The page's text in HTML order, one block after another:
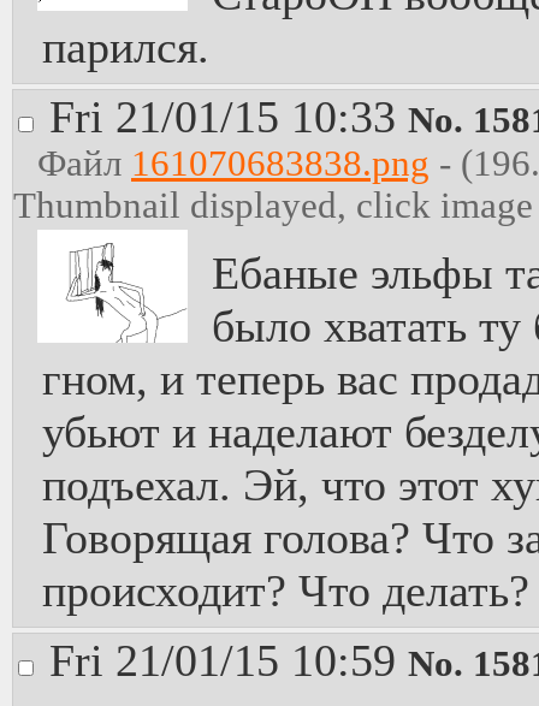
парился.
Fri 21/01/15 10:33 No.
Файл 161070683838.png -
Thumbnail displayed, click
Ебаные эльфы
было хватать
гном, и теперь вас
убьют и наделают
подъехал. Эй, что этот
Говорящая голова? Что
происходит? Что делать?
Fri 21/01/15 10:59 No.